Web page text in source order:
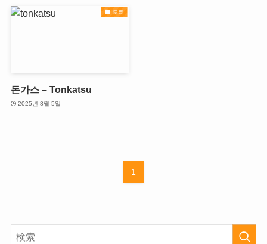
도쿄
돈가스 – Tonkatsu
2025년 8월 5일
1